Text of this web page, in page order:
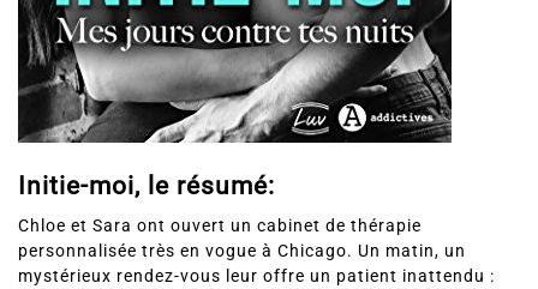
Initie-moi, le résumé:
Chloe et Sara ont ouvert un cabinet de thérapie
personnalisée très en vogue à Chicago. Un matin, un
mystérieux rendez-vous leur offre un patient inattendu :